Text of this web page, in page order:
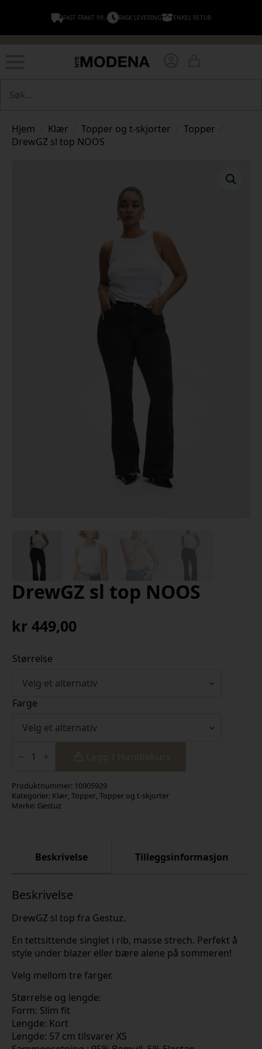
FAST FRAKT 99,- RASK LEVERING ENKEL RETUR
Hjem Klær Topper og t-skjorter
Topper
DrewGZ sl top NOOS
DrewGZ sl top NOOS
kr 449,00
Størrelse
Farge
antall
Produktnummer: 10905929
Kategorier: Klær, Topper, Topper og t-skjorter
Merke: Gestuz
Beskrivelse Tilleggsinformasjon
Beskrivelse
DrewGZ sl top fra Gestuz.
En tettsittende singlet i rib, masse strech. Perfekt å
style under blazer eller bære alene på sommeren!
Velg mellom tre farger.
Størrelse og lengde:
Form: Slim fit
Lengde: Kort
Lengde: 57 cm tilsvarer XS